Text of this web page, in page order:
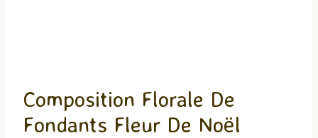
Composition Florale De
Fondants Fleur De Noël